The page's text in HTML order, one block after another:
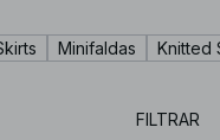
Minifaldas Knitted
FILTRAR